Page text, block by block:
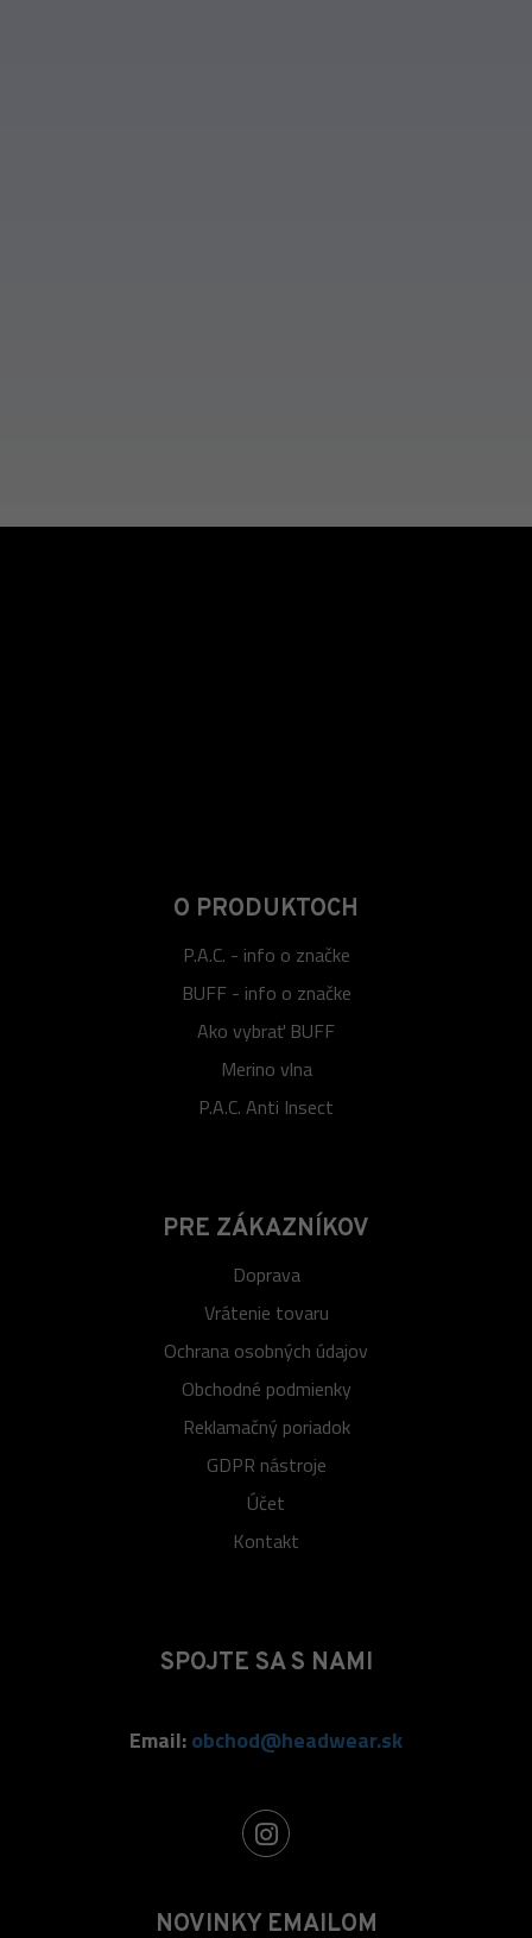
O PRODUKTOCH
P.A.C. - info o značke
BUFF - info o značke
Ako vybrať BUFF
Merino vlna
P.A.C. Anti Insect
PRE ZÁKAZNÍKOV
Doprava
Vrátenie tovaru
Ochrana osobných údajov
Obchodné podmienky
Reklamačný poriadok
GDPR nástroje
Účet
Kontakt
SPOJTE SA S NAMI
Email:obchod@headwear.sk
NOVINKY EMAILOM